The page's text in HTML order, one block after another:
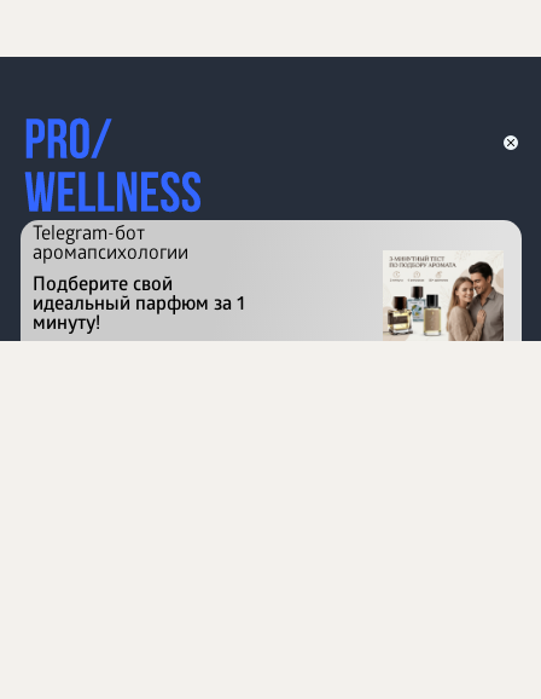
Перейти на сайт
Telegram-бот
аромапсихологии
Подберите свой
идеальный парфюм за 1
минуту!